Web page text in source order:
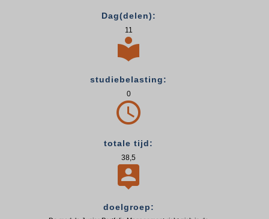
Dag(delen):
11

studiebelasting:
0

totale tijd:
38,5

doelgroep: